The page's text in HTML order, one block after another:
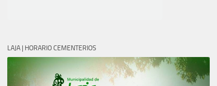
LAJA | HORARIO CEMENTERIOS